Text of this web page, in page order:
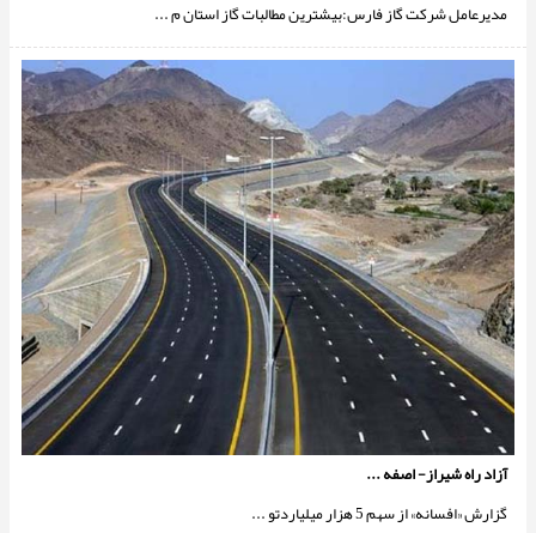
مدیرعامل شرکت گاز فارس:بیشترین مطالبات گاز استان م ...
آزاد راه شيراز- اصفه ...
گزارش «افسانه» از سهم 5 هزار میلیاردتو ...